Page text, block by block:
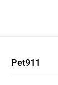
Pet911